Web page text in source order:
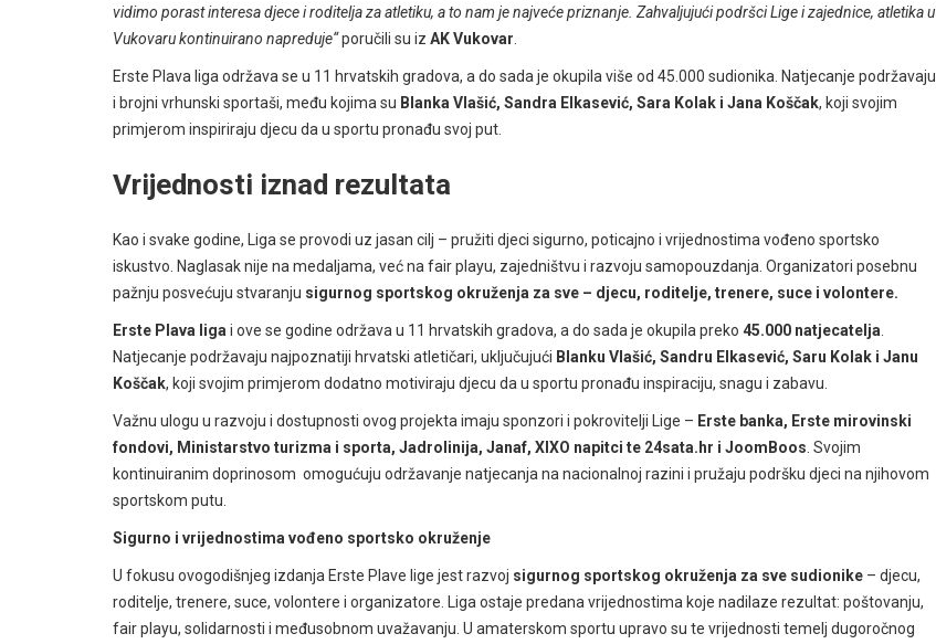
vidimo porast interesa djece i roditelja za atletiku, a to nam je najveće priznanje. Zahvaljujući podršci Lige i zajednice, atletika u
Vukovaru kontinuirano napreduje“poručili su iz AK Vukovar
Erste Plava liga održava se u 11 hrvatskih gradova, a do sada je okupila više od 45.000 sudionika. Natjecanje podržavaju
i brojni vrhunski sportaši, među kojima su Blanka Vlašić, Sandra Elkasević, Sara Kolak i Jana Koščak, koji svojim
primjerom inspiriraju djecu da u sportu pronađu svoj put.
Vrijednosti iznad rezultata
Kao i svake godine, Liga se provodi uz jasan cilj – pružiti djeci sigurno, poticajno i vrijednostima vođeno sportsko
iskustvo. Naglasak nije na medaljama, već na fair playu, zajedništvu i razvoju samopouzdanja. Organizatori posebnu
pažnju posvećuju stvaranju sigurnog sportskog okruženja za sve – djecu, roditelje, trenere, suce i volontere.
Erste Plava liga i ove se godine održava u 11 hrvatskih gradova, a do sada je okupila preko 45.000 natjecatelja
Natjecanje podržavaju najpoznatiji hrvatski atletičari, uključujući Blanku Vlašić, Sandru Elkasević, Saru Kolak i Janu
Koščak, koji svojim primjerom dodatno motiviraju djecu da u sportu pronađu inspiraciju, snagu i zabavu.
Važnu ulogu u razvoju i dostupnosti ovog projekta imaju sponzori i pokrovitelji Lige – Erste banka, Erste mirovinski
fondovi, Ministarstvo turizma i sporta, Jadrolinija, Janaf, XIXO napitci te 24sata.hr i JoomBoos . Svojim
kontinuiranim doprinosom omogućuju održavanje natjecanja na nacionalnoj razini i pružaju podršku djeci na njihovom
sportskom putu.
Sigurno i vrijednostima vođeno sportsko okruženje
U fokusu ovogodišnjeg izdanja Erste Plave lige jest razvoj sigurnog sportskog okruženja za sve sudionike – djecu,
roditelje, trenere, suce, volontere i organizatore. Liga ostaje predana vrijednostima koje nadilaze rezultat: poštovanju,
fair playu, solidarnosti i međusobnom uvažavanju. U amaterskom sportu upravo su te vrijednosti temelj dugoročnog